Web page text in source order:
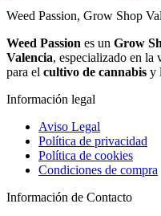
Weed Passion, Grow Shop
Weed Passion es un Grow
Valencia, especializado en la
para el cultivo de cannabis y
Información legal
Aviso Legal
Política de privacidad
Política de cookies
Condiciones de compra
Información de Contacto